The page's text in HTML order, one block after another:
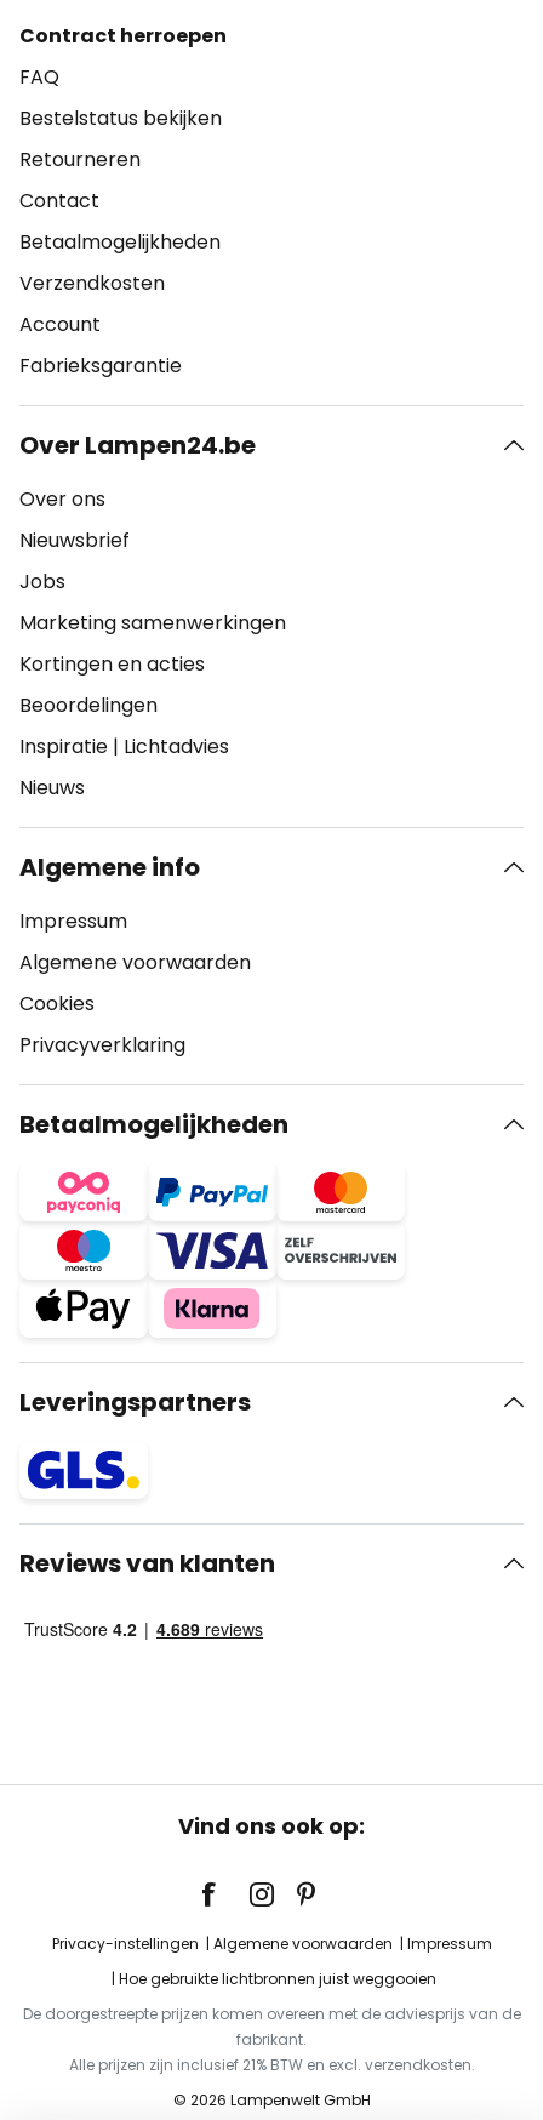
Contract herroepen
FAQ
Bestelstatus bekijken
Retourneren
Contact
Betaalmogelijkheden
Verzendkosten
Account
Fabrieksgarantie
Over Lampen24.be
Over ons
Nieuwsbrief
Jobs
Marketing samenwerkingen
Kortingen en acties
Beoordelingen
Inspiratie | Lichtadvies
Nieuws
Algemene info
Impressum
Algemene voorwaarden
Cookies
Privacyverklaring
Betaalmogelijkheden
Leveringspartners
Reviews van klanten
Vind ons ook op:
Privacy-instellingen Algemene voorwaarden
Impressum
Hoe gebruikte lichtbronnen juist weggooien
De doorgestreepte prijzen komen overeen met de adviesprijs van de
fabrikant.
Alle prijzen zijn inclusief 21% BTW en excl. verzendkosten.
© 2026 Lampenwelt GmbH